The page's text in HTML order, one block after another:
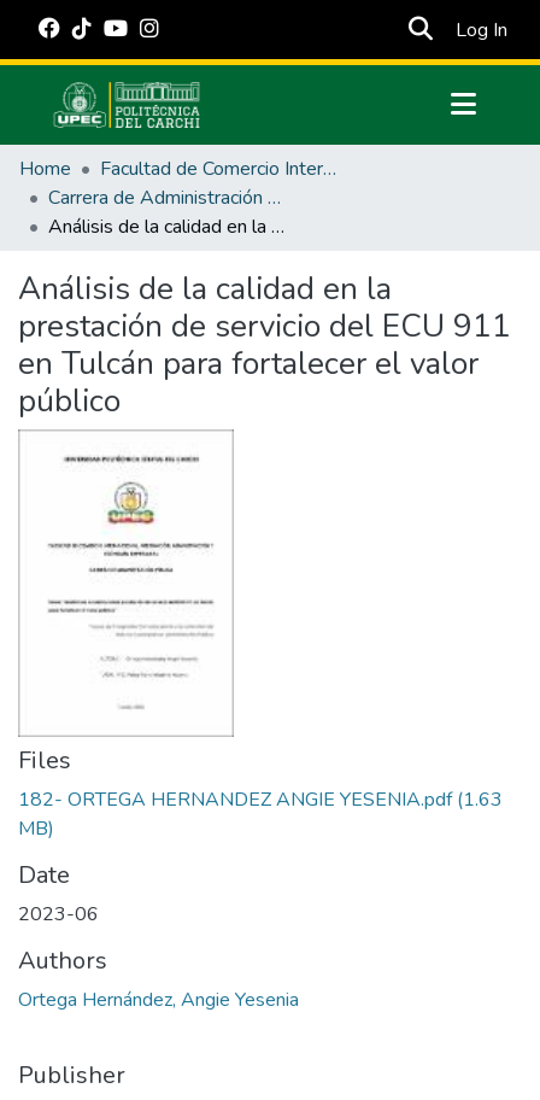
Log In
Communities & Collections
All of DSpace
Statistics
Estadísticas Externas
Manuales
Home
Facultad de Comercio Internacional, Integración, Administración y Economía Empresarial
Carrera de Administración Pública
Análisis de la calidad en la prestación de servicio del ECU 911 en Tulcán para fortalecer el valor público
Análisis de la calidad en la
prestación de servicio del ECU 911
en Tulcán para fortalecer el valor
público
Files
182- ORTEGA HERNANDEZ ANGIE YESENIA.pdf(1.63
MB)
Date
2023-06
Authors
Ortega Hernández, Angie Yesenia
Publisher